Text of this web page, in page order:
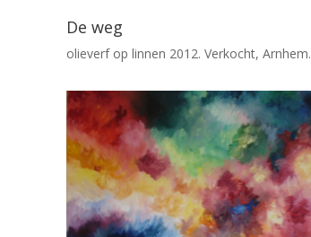
De weg
olieverf op linnen 2012. Verkocht, Arnhem.